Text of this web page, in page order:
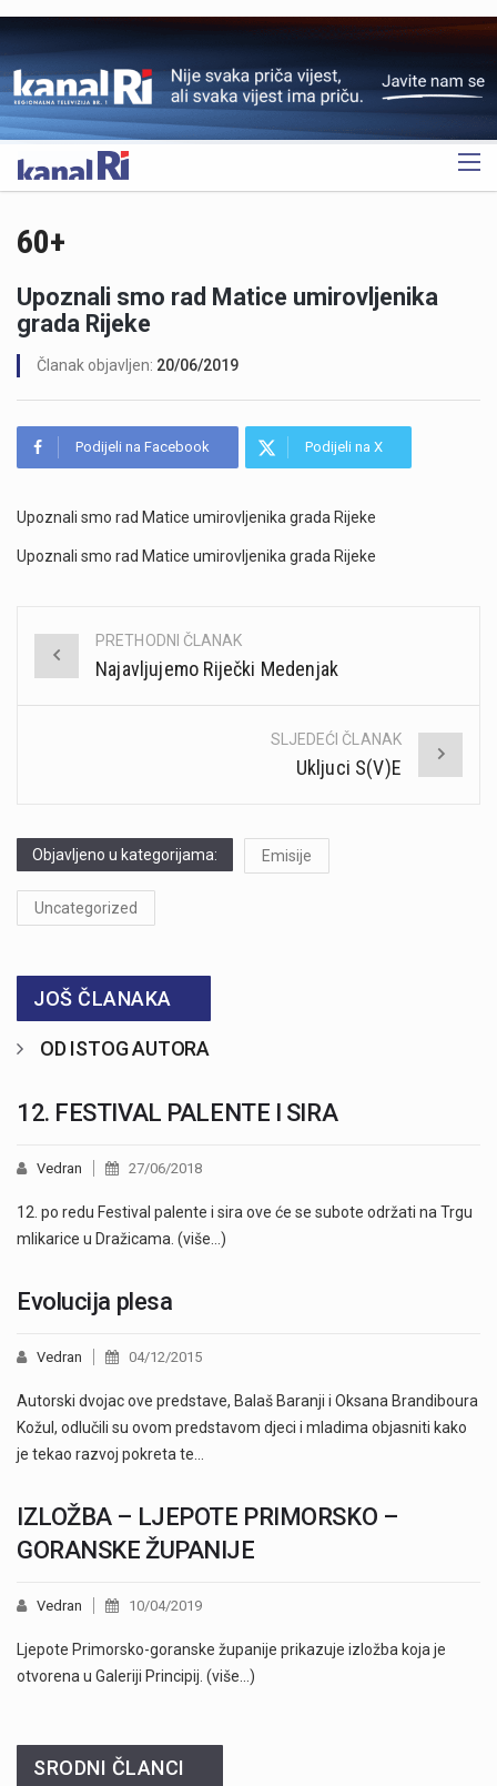
OGLAS
60+
Upoznali smo rad Matice umirovljenika
grada Rijeke
Članak objavljen: 20/06/2019
Podijeli na Facebook Podijeli na X
Upoznali smo rad Matice umirovljenika grada Rijeke
Upoznali smo rad Matice umirovljenika grada Rijeke
Post
navigation
PRETHODNI ČLANAK
Najavljujemo Riječki Medenjak
SLJEDEĆI ČLANAK
Ukljuci S(V)E
Objavljeno u kategorijama: Emisije
Uncategorized
JOŠ ČLANAKA
OD ISTOG AUTORA
12. FESTIVAL PALENTE I SIRA
Vedran 27/06/2018
12. po redu Festival palente i sira ove će se subote održati na Trgu
mlikarice u Dražicama. (više…)
Evolucija plesa
Vedran 04/12/2015
Autorski dvojac ove predstave, Balaš Baranji i Oksana Brandiboura
Kožul, odlučili su ovom predstavom djeci i mladima objasniti kako
je tekao razvoj pokreta te…
IZLOŽBA – LJEPOTE PRIMORSKO –
GORANSKE ŽUPANIJE
Vedran 10/04/2019
Ljepote Primorsko-goranske županije prikazuje izložba koja je
otvorena u Galeriji Principij. (više…)
SRODNI ČLANCI